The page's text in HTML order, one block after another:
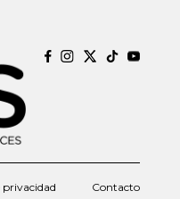
privacidad Contacto